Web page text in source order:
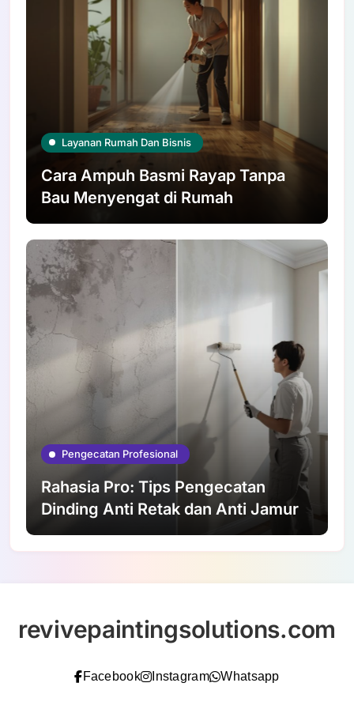
Layanan Rumah Dan Bisnis
Cara Ampuh Basmi Rayap Tanpa
Bau Menyengat di Rumah
Pengecatan Profesional
Rahasia Pro: Tips Pengecatan
Dinding Anti Retak dan Anti Jamur
revivepaintingsolutions.com
Facebook Instagram Whatsapp